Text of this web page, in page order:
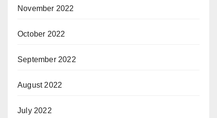
November 2022
October 2022
September 2022
August 2022
July 2022